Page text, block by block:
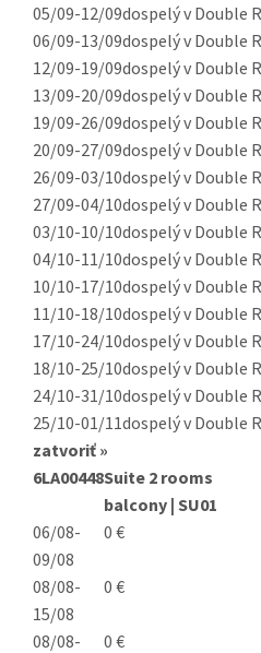
05/09-12/09dospelý v Double
06/09-13/09dospelý v Double
12/09-19/09dospelý v Double
13/09-20/09dospelý v Double
19/09-26/09dospelý v Double
20/09-27/09dospelý v Double
26/09-03/10dospelý v Double
27/09-04/10dospelý v Double
03/10-10/10dospelý v Double
04/10-11/10dospelý v Double
10/10-17/10dospelý v Double
11/10-18/10dospelý v Double
17/10-24/10dospelý v Double
18/10-25/10dospelý v Double
24/10-31/10dospelý v Double
25/10-01/11dospelý v Double
zatvoriť »
6LA00448Suite 2 rooms
balcony | SU01
06/08-
09/08
0 €
08/08-
15/08
0 €
08/08-
0 €